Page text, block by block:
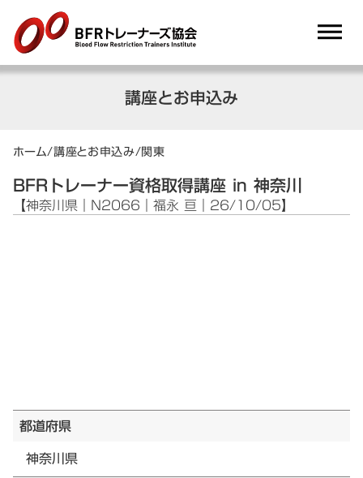
講座とお申込み
ホーム/講座とお申込み/関東
BFRトレーナー資格取得講座 in 神奈川
【神奈川県｜N2066｜福永 亘｜26/10/05】
都道府県
神奈川県
dehaze